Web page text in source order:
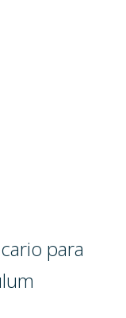
para